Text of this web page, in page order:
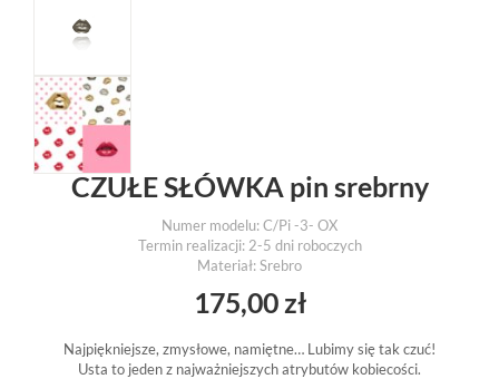
CZUŁE SŁÓWKA pin srebrny
Numer modelu: C/Pi -3- OX
Termin realizacji: 2-5 dni roboczych
Materiał: Srebro
175,00 zł
Najpiękniejsze, zmysłowe, namiętne… Lubimy się tak czuć!
Usta to jeden z najważniejszych atrybutów kobiecości.